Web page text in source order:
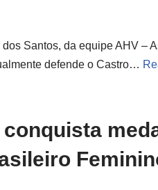
Santos, da equipe AHV –
defende o Castro…